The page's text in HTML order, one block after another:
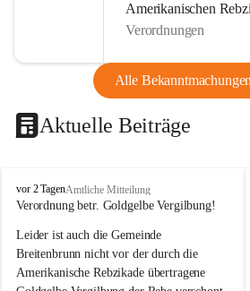
Amerikanischen
Verordnungen
Alle
Aktuelle Beiträge
B
r
i
t
e
n
vor 2 TagenAmtliche Mitteilung
Verordnung betr. Goldgelbe Vergilbung!
Leider ist auch die Gemeinde
Breitenbrunn nicht vor der durch die
Amerikanische Rebzikade übertragene